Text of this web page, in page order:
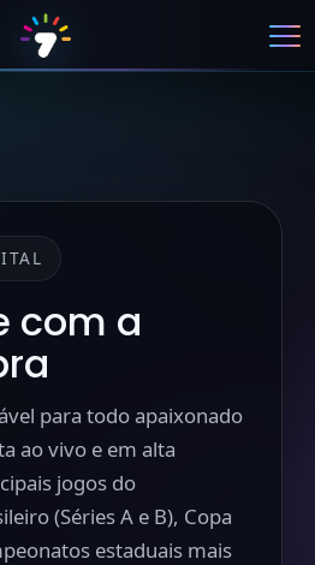
com a
para todo apaixonado
ao vivo e em alta
jogos do
(Séries A e B), Copa
estaduais mais